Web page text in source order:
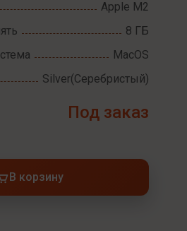
Apple M2
8 ГБ
MacOS
Silver(Серебристый)
Под заказ
В корзину